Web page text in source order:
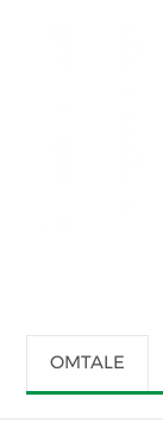
OMTALE
SKRIV OMTALE